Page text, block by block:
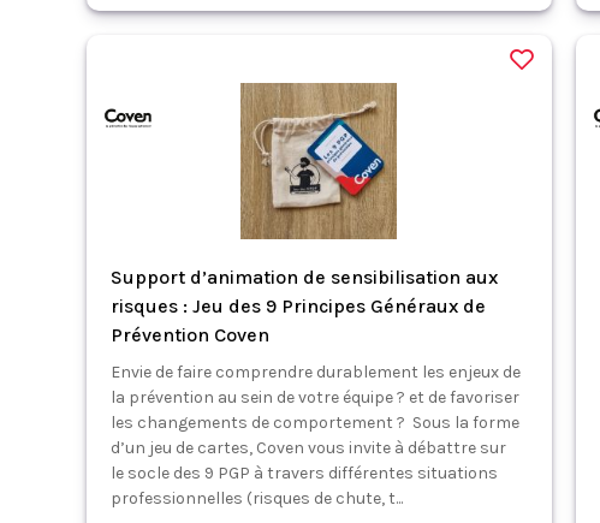
Support d’animation de sensibilisation aux
risques : Jeu des 9 Principes Généraux de
Prévention Coven
Envie de faire comprendre durablement les enjeux de
la prévention au sein de votre équipe ? et de favoriser
les changements de comportement ? Sous la forme
d’un jeu de cartes, Coven vous invite à débattre sur
le socle des 9 PGP à travers différentes situations
professionnelles (risques de chute, t...